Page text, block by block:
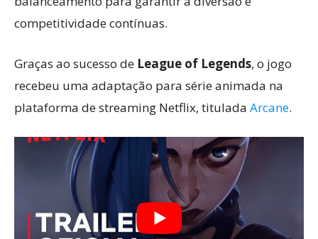
competitividade contínuas.
Graças ao sucesso de League of Legends, o jogo
recebeu uma adaptação para série animada na
plataforma de streaming Netflix, titulada Arcane.